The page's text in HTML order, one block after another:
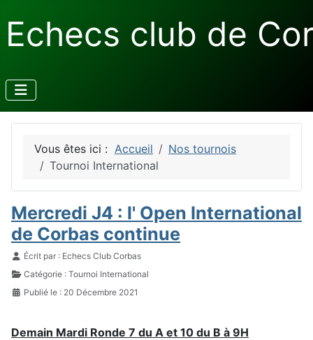
Echecs club de
Vous êtes ici : Accueil
Nos tournois
Tournoi International
Mercredi J4 : l' Open International
de Corbas continue
Détails
Écrit par : Echecs Club Corbas
Catégorie : Tournoi International
Publié le : 20 Décembre 2021
Demain Mardi Ronde 7 du A et 10 du B à 9H